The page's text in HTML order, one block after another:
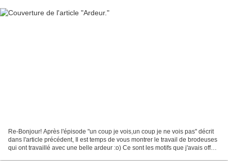
Re-Bonjour! Après l'épisode "un coup je vois,un coup je ne vois pas" décrit
dans l'article précédent, Il est temps de vous montrer le travail de brodeuses
qui ont travaillé avec une belle ardeur :o) Ce sont les motifs que j'avais offert